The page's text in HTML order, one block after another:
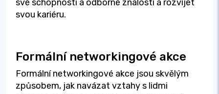
své schopnosti a odborné znalosti a rozvíjet
svou kariéru.
Formální networkingové akce
Formální networkingové akce jsou skvělým
způsobem, jak navázat vztahy s lidmi